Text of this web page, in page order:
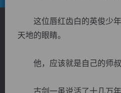
这位唇红齿白的英俊少年
天地的眼睛。
他，应该就是自己的师叔
古剑一虽说活了十几万年